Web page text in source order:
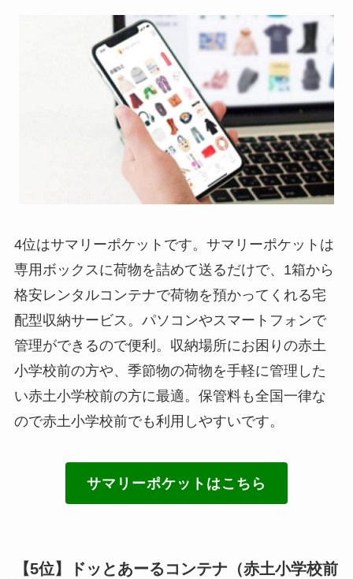
4位はサマリーポケットです。サマリーポケットは
専用ボックスに荷物を詰めて送るだけで、1箱から
格安レンタルコンテナで荷物を預かってくれる宅
配型収納サービス。パソコンやスマートフォンで
管理ができるので便利。収納場所にお困りの赤土
小学校前の方や、季節物の荷物を手軽に管理した
い赤土小学校前の方に最適。保管料も全国一律な
ので赤土小学校前でも利用しやすいです。
サマリーポケットはこちら
【5位】ドッとあーるコンテナ（赤土小学校前